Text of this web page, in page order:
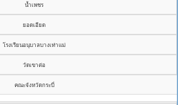
น้ำเพชร
ยอดเอียด
โรงเรียนอนุบาลบางเท่าแม่
วัดเขาต่อ
คณะจังหวัดกระบี่